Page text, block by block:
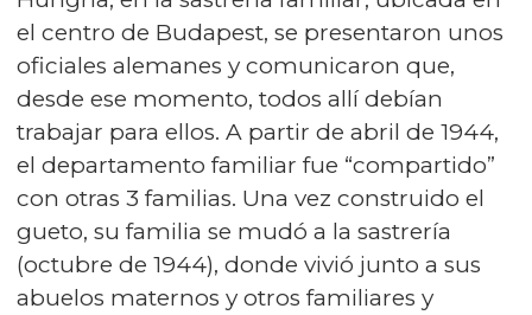
el centro de Budapest, se presentaron unos
oficiales alemanes y comunicaron que,
desde ese momento, todos allí debían
trabajar para ellos. A partir de abril de 1944,
el departamento familiar fue “compartido”
con otras 3 familias. Una vez construido el
gueto, su familia se mudó a la sastrería
(octubre de 1944), donde vivió junto a sus
abuelos maternos y otros familiares y